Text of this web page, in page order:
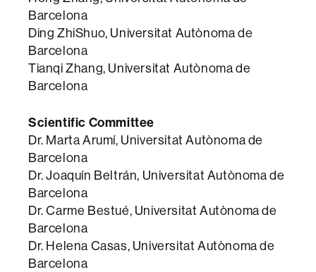
Barcelona
Ding ZhiShuo, Universitat Autònoma de
Barcelona
Tianqi Zhang, Universitat Autònoma de
Barcelona
Scientific Committee
Dr. Marta Arumí, Universitat Autònoma de
Barcelona
Dr. Joaquín Beltrán, Universitat Autònoma de
Barcelona
Dr. Carme Bestué, Universitat Autònoma de
Barcelona
Dr. Helena Casas, Universitat Autònoma de
Barcelona